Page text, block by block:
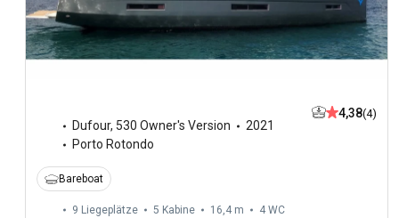
Dufour, 530 Owner's Version
2021
Porto Rotondo
4,38(4)
Bareboat
9 Liegeplätze 5 Kabine 16,4 m 4 WC